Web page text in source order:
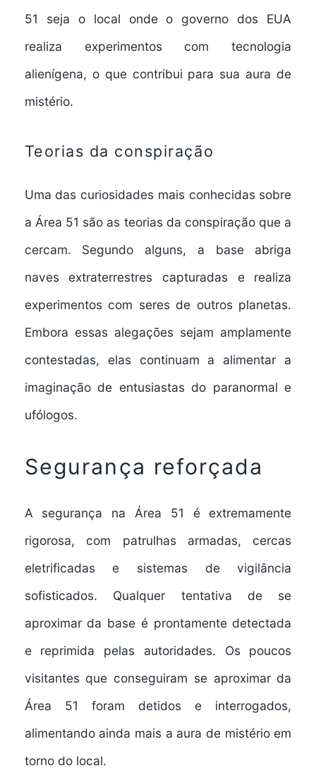
51 seja o local onde o governo dos EUA
realiza experimentos com tecnologia
alienígena, o que contribui para sua aura de
mistério.
Teorias da conspiração
Uma das curiosidades mais conhecidas sobre
a Área 51 são as teorias da conspiração que a
cercam. Segundo alguns, a base abriga
naves extraterrestres capturadas e realiza
experimentos com seres de outros planetas.
Embora essas alegações sejam amplamente
contestadas, elas continuam a alimentar a
imaginação de entusiastas do paranormal e
ufólogos.
Segurança reforçada
A segurança na Área 51 é extremamente
rigorosa, com patrulhas armadas, cercas
eletrificadas e sistemas de vigilância
sofisticados. Qualquer tentativa de se
aproximar da base é prontamente detectada
e reprimida pelas autoridades. Os poucos
visitantes que conseguiram se aproximar da
Área 51 foram detidos e interrogados,
alimentando ainda mais a aura de mistério em
torno do local.